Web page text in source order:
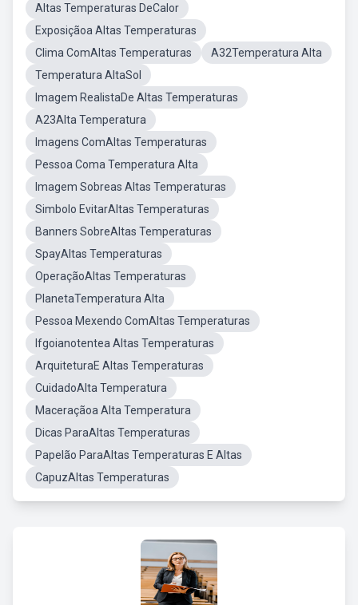
Altas Temperaturas DeCalor
Exposiçãoa Altas Temperaturas
Clima ComAltas Temperaturas
A32Temperatura Alta
Temperatura AltaSol
Imagem RealistaDe Altas Temperaturas
A23Alta Temperatura
Imagens ComAltas Temperaturas
Pessoa Coma Temperatura Alta
Imagem Sobreas Altas Temperaturas
Simbolo EvitarAltas Temperaturas
Banners SobreAltas Temperaturas
SpayAltas Temperaturas
OperaçãoAltas Temperaturas
PlanetaTemperatura Alta
Pessoa Mexendo ComAltas Temperaturas
Ifgoianotentea Altas Temperaturas
ArquiteturaE Altas Temperaturas
CuidadoAlta Temperatura
Maceraçãoa Alta Temperatura
Dicas ParaAltas Temperaturas
Papelão ParaAltas Temperaturas E Altas
CapuzAltas Temperaturas